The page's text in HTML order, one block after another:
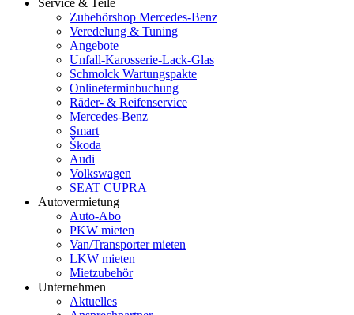
Service & Teile
Zubehörshop Mercedes-Benz
Veredelung & Tuning
Angebote
Unfall-Karosserie-Lack-Glas
Schmolck Wartungspakte
Onlineterminbuchung
Räder- & Reifenservice
Mercedes-Benz
Smart
Škoda
Audi
Volkswagen
SEAT CUPRA
Autovermietung
Auto-Abo
PKW mieten
Van/Transporter mieten
LKW mieten
Mietzubehör
Unternehmen
Aktuelles